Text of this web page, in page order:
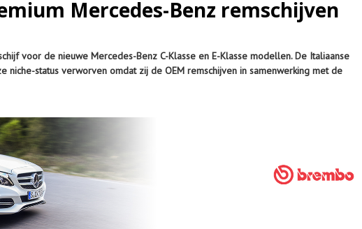
Mercedes-Benz remschijven
voor de nieuwe Mercedes-Benz C-Klasse en E-Klasse modellen. De Italiaanse
status verworven omdat zij de OEM remschijven in samenwerking met de